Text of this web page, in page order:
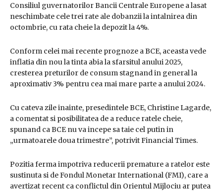
Consiliul guvernatorilor Bancii Centrale Europene a lasat
neschimbate cele trei rate ale dobanzii la intalnirea din
octombrie, cu rata cheie la depozit la 4%.
Conform celei mai recente prognoze a BCE, aceasta vede
inflatia din nou la tinta abia la sfarsitul anului 2025,
cresterea preturilor de consum stagnand in general la
aproximativ 3% pentru cea mai mare parte a anului 2024.
Cu cateva zile inainte, presedintele BCE, Christine Lagarde,
a comentat si posibilitatea de a reduce ratele cheie,
spunand ca BCE nu va incepe sa taie cel putin in
„urmatoarele doua trimestre”, potrivit Financial Times.
Pozitia ferma impotriva reducerii premature a ratelor este
sustinuta si de Fondul Monetar International (FMI), care a
avertizat recent ca conflictul din Orientul Mijlociu ar putea